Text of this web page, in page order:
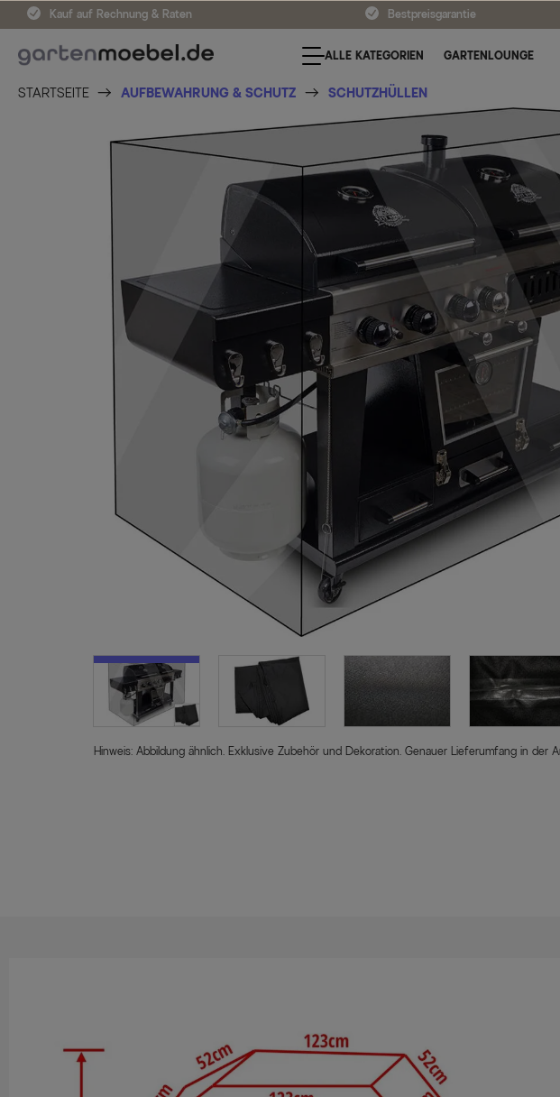
Kauf auf Rechnung & Raten Bestpreisgarantie
ALLE KATEGORIEN GARTENLOUNGE
STARTSEITE AUFBEWAHRUNG & SCHUTZ SCHUTZHÜLLEN
Hinweis: Abbildung ähnlich. Exklusive Zubehör und Dekoration. Genauer Lieferumfang in der